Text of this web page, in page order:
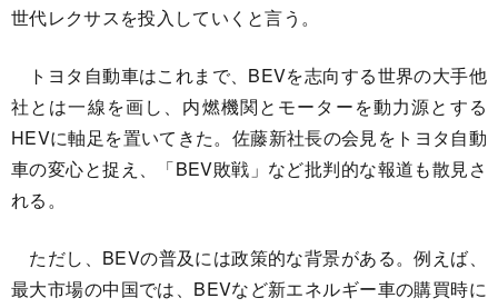
世代レクサスを投入していくと言う。
トヨタ自動車はこれまで、BEVを志向する世界の大手他
社とは一線を画し、内燃機関とモーターを動力源とする
HEVに軸足を置いてきた。佐藤新社長の会見をトヨタ自動
車の変心と捉え、「BEV敗戦」など批判的な報道も散見さ
れる。
ただし、BEVの普及には政策的な背景がある。例えば、
最大市場の中国では、BEVなど新エネルギー車の購買時に